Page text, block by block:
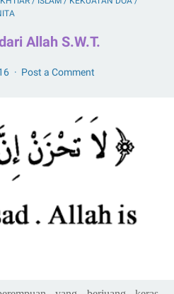
Allah S.W.T.
Post a Comment